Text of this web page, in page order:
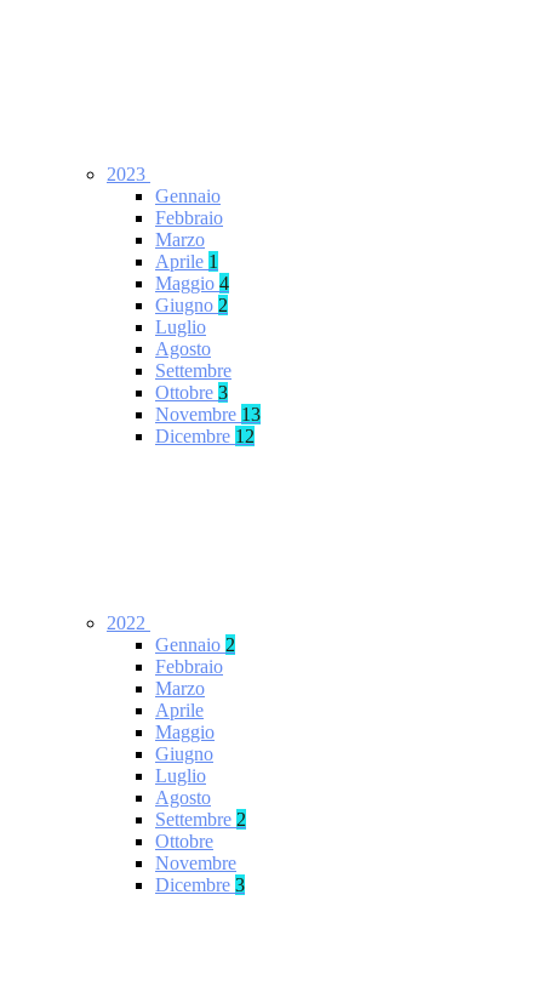
2023
Gennaio
Febbraio
Marzo
Aprile 1
Maggio 4
Giugno 2
Luglio
Agosto
Settembre
Ottobre 3
Novembre 13
Dicembre 12
2022
Gennaio 2
Febbraio
Marzo
Aprile
Maggio
Giugno
Luglio
Agosto
Settembre 2
Ottobre
Novembre
Dicembre 3